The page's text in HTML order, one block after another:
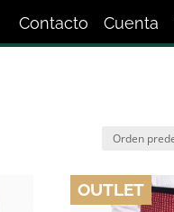
Contacto Cuenta
OUTLET